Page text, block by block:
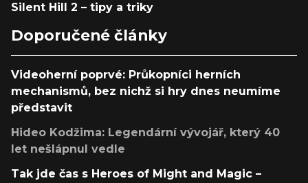
Silent Hill 2 – tipy a triky
Doporučené články
Videoherní poprvé: Průkopníci herních
mechanismů, bez nichž si hry dnes neumíme
představit
Hideo Kodžima: Legendární vývojář, který 40
let nešlápnul vedle
Tak jde čas s Heroes of Might and Magic –